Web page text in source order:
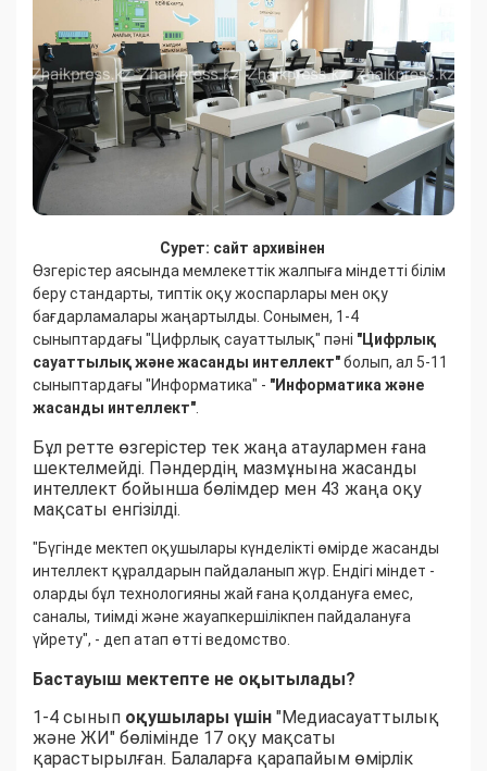
Сурет: сайт архивінен
Өзгерістер аясында мемлекеттік жалпыға міндетті білім
беру стандарты, типтік оқу жоспарлары мен оқу
бағдарламалары жаңартылды. Сонымен, 1-4
сыныптардағы "Цифрлық сауаттылық" пәні "Цифрлық
сауаттылық және жасанды интеллект"болып, ал 5-11
сыныптардағы "Информатика" - "Информатика және
жасанды интеллект"
Бұл ретте өзгерістер тек жаңа атаулармен ғана
шектелмейді. Пәндердің мазмұнына жасанды
интеллект бойынша бөлімдер мен 43 жаңа оқу
мақсаты енгізілді.
"Бүгінде мектеп оқушылары күнделікті өмірде жасанды
интеллект құралдарын пайдаланып жүр. Ендігі міндет -
оларды бұл технологияны жай ғана қолдануға емес,
саналы, тиімді және жауапкершілікпен пайдалануға
үйрету", - деп атап өтті ведомство.
Бастауыш мектепте не оқытылады?
1-4 сынып оқушылары үшін "Медиасауаттылық
және ЖИ" бөлімінде 17 оқу мақсаты
қарастырылған. Балаларға қарапайым өмірлік